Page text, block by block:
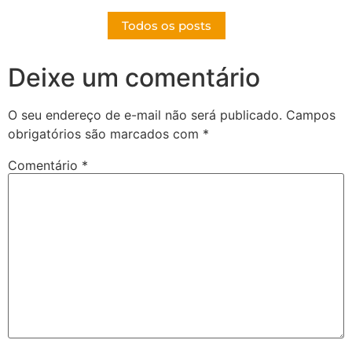
Todos os posts
Deixe um comentário
O seu endereço de e-mail não será publicado. Campos
obrigatórios são marcados com *
Comentário *